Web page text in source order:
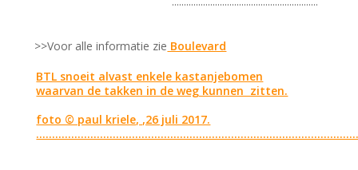
>>Voor alle informatie zie Boulevard
BTL snoeit alvast enkele kastanjebomen
waarvan de takken in de weg kunnen zitten.
foto © paul kriele, ,26 juli 2017.